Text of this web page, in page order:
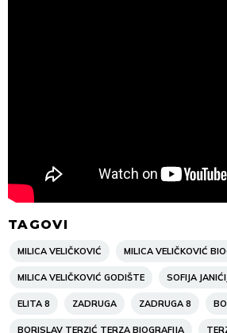
TAGOVI
MILICA VELIČKOVIĆ MILICA VELIČKOVIĆ
MILICA VELIČKOVIĆ GODIŠTE SOFIJA
ELITA 8 ZADRUGA ZADRUGA 8
BORISLAV TERZIĆ TERZA BIOGRAFIJA